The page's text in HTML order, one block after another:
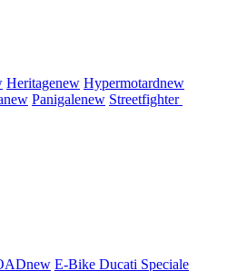
Heritagenew Hypermotardnew
new Panigalenew Streetfighter
new E-Bike Ducati Speciale